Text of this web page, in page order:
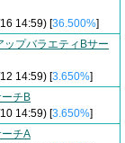
14:59) [36.500%]
プバラエティBサー
14:59) [3.650%]
チB
14:59) [3.650%]
チA